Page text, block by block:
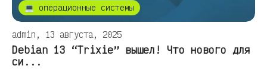
💻 операционные системы
admin, 13 августа, 2025
Debian 13 “Trixie” вышел! Что нового для
си...